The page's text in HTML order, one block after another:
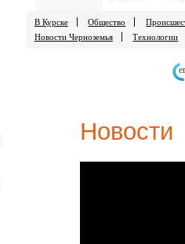
В Курске Общество
Новости Черноземья
Технологии
Новости